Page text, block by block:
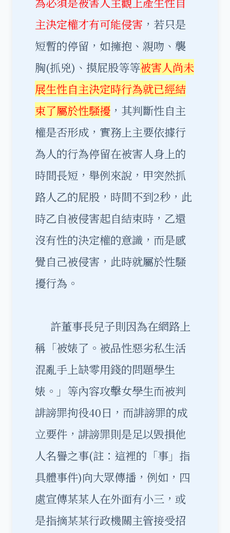
主決定權才有可能侵害 ，若只是
短暫的停留，如擁抱、親吻、襲
胸(抓兇)、摸屁股等等被害人尚未
展生性自主決定時行為就已經結
束了屬於性騷擾 ，其判斷性自主
權是否形成，實務上主要依據行
為人的行為停留在被害人身上的
時間長短，舉例來說，甲突然抓
路人乙的屁股，時間不到2秒，此
時乙自被侵害起自結束時，乙還
沒有性的決定權的意識，而是感
覺自己被侵害，此時就屬於性騷
擾行為。
許董事長兒子則因為在網路上
稱「被婊了。被品性惡劣私生活
混亂手上缺零用錢的問題學生
婊。」等內容攻擊女學生而被判
誹謗罪拘役40日，而誹謗罪的成
立要件，誹謗罪則是足以毀損他
人名譽之事(註：這裡的「事」指
具體事件)向大眾傳播，例如，四
處宣傳某某人在外面有小三，或
是指摘某某行政機關主管接受招